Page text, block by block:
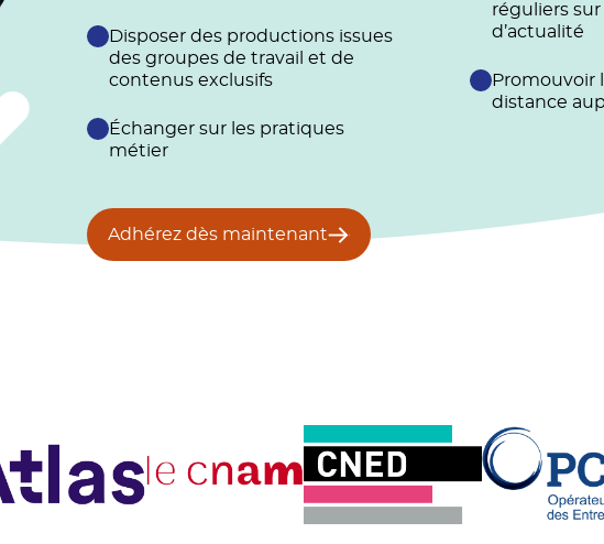
Disposer des productions issues
des groupes de travail et de
contenus exclusifs
Échanger sur les pratiques
métier
réguliers
d’actualité
Promouvoir
distance
Adhérez dès maintenant